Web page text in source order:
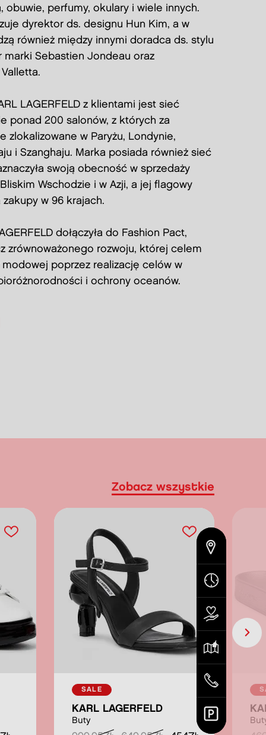
obuwie, perfumy, okulary i wiele innych.
dyrektor ds. designu Hun Kim, a w
również między innymi doradca ds. stylu
Sebastien Jondeau oraz
LAGERFELD z klientami jest sieć
ponad 200 salonów, z których za
zlokalizowane w Paryżu, Londynie,
i Szanghaju. Marka posiada również sieć
swoją obecność w sprzedaży
Wschodzie i w Azji, a jej flagowy
w 96 krajach.
dołączyła do Fashion Pact,
zrównoważonego rozwoju, której celem
modowej poprzez realizację celów w
i ochrony oceanów.
Zobacz wszystkie
SALE
KARL LAGERFELD
Buty